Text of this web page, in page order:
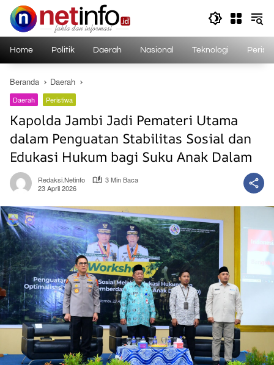
Langsung
konten
Home Politik Daerah Nasional Teknologi
Beranda Daerah
Daerah Peristiwa
Kapolda Jambi Jadi Pemateri Utama
dalam Penguatan Stabilitas Sosial dan
Edukasi Hukum bagi Suku Anak Dalam
Redaksi.netinfo
3 Min Baca
23 April 2026